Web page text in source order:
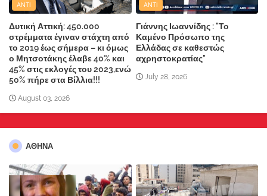
ANTI
Δυτική Αττική: 450.000
στρέμματα έγιναν στάχτη από
το 2019 έως σήμερα – κι όμως
ο Μητσοτάκης έλαβε 40% και
45% στις εκλογές του 2023,ενώ
50% πήρε στα Βίλλια!!!
August 03, 2026
ANTI
Γιάννης Ιωαννίδης : "Το
Καμένο Πρόσωπο της
Ελλάδας σε καθεστώς
αχρηστοκρατίας"
July 28, 2026
ΑΘΗΝΑ